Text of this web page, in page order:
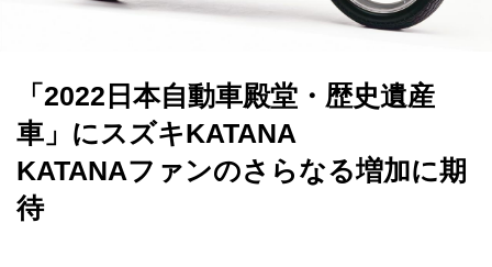
「2022日本自動車殿堂・歴史遺産
車」にスズキKATANA
KATANAファンのさらなる増加に期
待